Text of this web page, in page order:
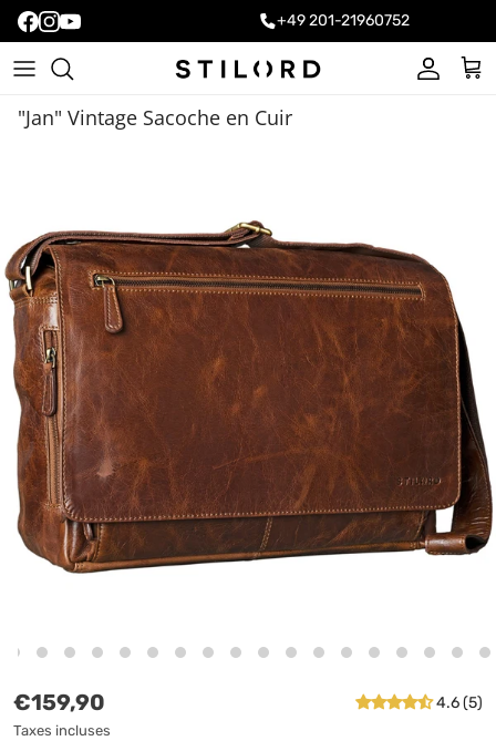
+49 201-21960752
Compte
"Jan" Vintage Sacoche en Cuir
Prix habituel
€159,90
Taxes incluses
4.6 (5)